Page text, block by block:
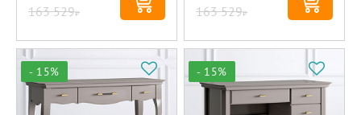
163 529Р 163 529Р
- 15% - 15%